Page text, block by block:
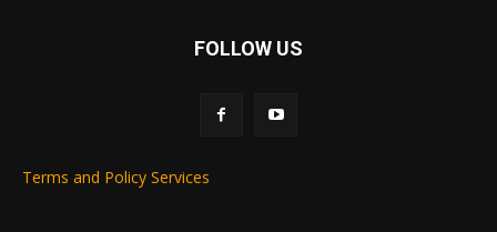
FOLLOW US
Terms and Policy Services